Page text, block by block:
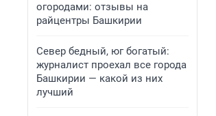
огородами: отзывы на
райцентры Башкирии
Север бедный, юг богатый:
журналист проехал все города
Башкирии — какой из них
лучший